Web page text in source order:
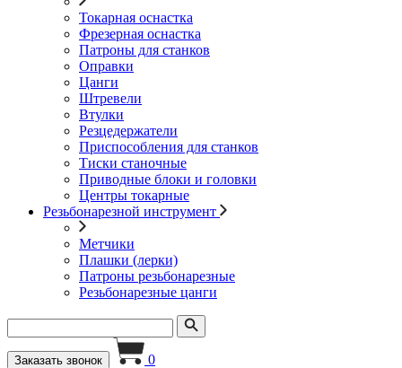
Токарная оснастка
Фрезерная оснастка
Патроны для станков
Оправки
Цанги
Штревели
Втулки
Резцедержатели
Приспособления для станков
Тиски станочные
Приводные блоки и головки
Центры токарные
Резьбонарезной инструмент
Метчики
Плашки (лерки)
Патроны резьбонарезные
Резьбонарезные цанги
Заказать звонок 0